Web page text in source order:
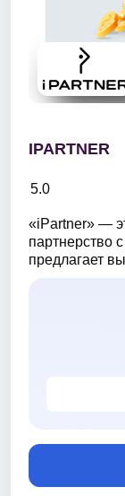
IPARTNER
5.0
«iPartner» —
партнерство
предлагает